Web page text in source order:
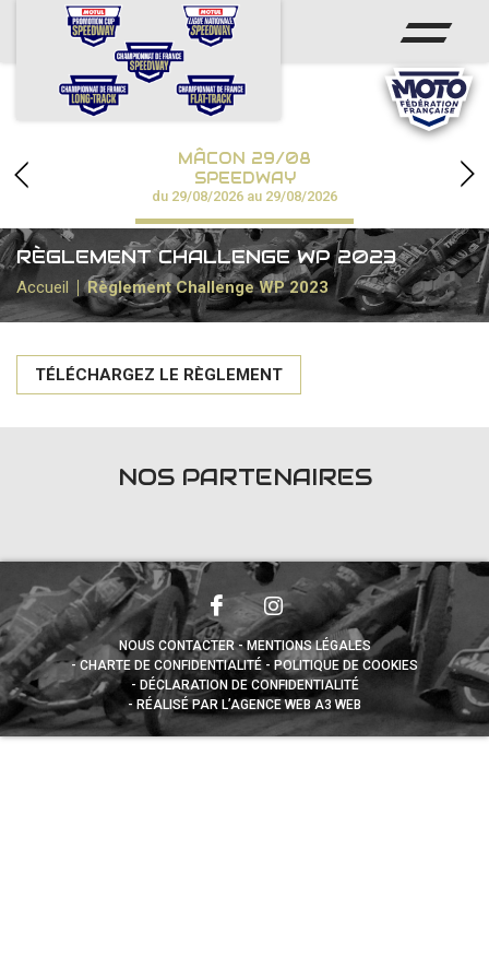
ACCUEIL
CALENDRIER
CHAMPIONNATS
RÉSULTATS
SPEEDWAY ACADÉMIE
PHOTOS / VIDÉOS
PARTENAIRES
MÂCON 29/08
SPEEDWAY
du 29/08/2026 au 29/08/2026
RÈGLEMENT CHALLENGE WP 2023
Accueil Règlement Challenge WP 2023
TÉLÉCHARGEZ LE RÈGLEMENT
NOS PARTENAIRES
NOUS CONTACTER
MENTIONS LÉGALES
CHARTE DE CONFIDENTIALITÉ
POLITIQUE DE COOKIES
DÉCLARATION DE CONFIDENTIALITÉ
RÉALISÉ PAR L’AGENCE WEB A3 WEB